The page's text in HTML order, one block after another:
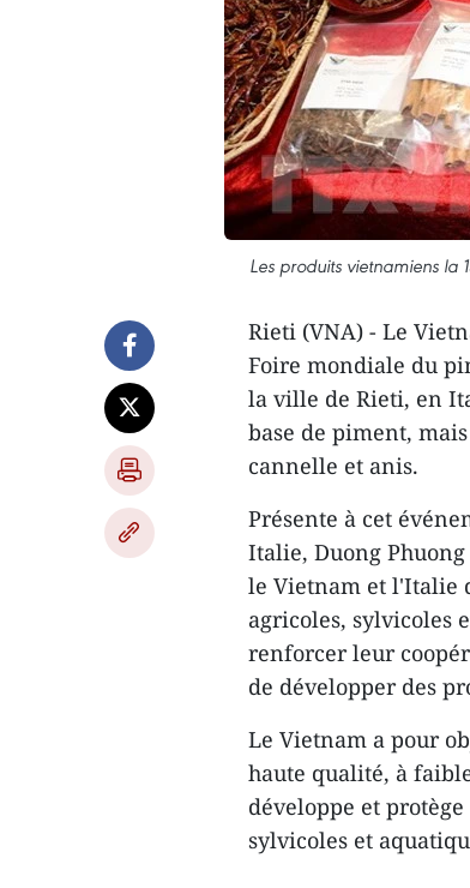
Les produits vietnamiens la
Rieti (VNA) - Le
Foire mondiale du
la ville de Rieti, en
base de piment,
cannelle et anis.
Présente à cet
Italie, Duong
le Vietnam et l'Italie
agricoles, sylvicoles
renforcer leur
de développer des
Le Vietnam a pour
haute qualité, à
développe et
sylvicoles et